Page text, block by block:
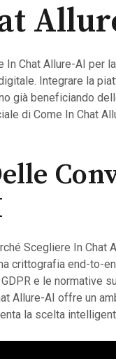
Chat Allure-AI per
Integrare la
già beneficiando
di Come In Chat
Scegliere In Chat
crittografia end-to-
e le normative
Allure-AI offre un
la scelta